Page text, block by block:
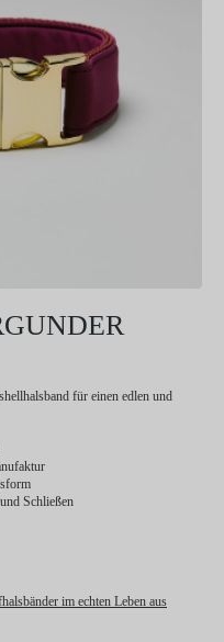
für einen edlen und
Schließen
im echten Leben aus